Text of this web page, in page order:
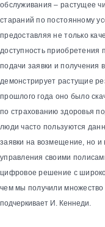
обслуживания – растущее
стараний по постоянному
предоставляя не только
доступность приобретения
подачи заявки и
демонстрирует растущие
прошлого года оно было
по страхованию здоровья
люди часто пользуются
заявки на возмещение, но и
управления своими
цифровое решение с
чем мы получили
подчеркивает И. Кеннеди.